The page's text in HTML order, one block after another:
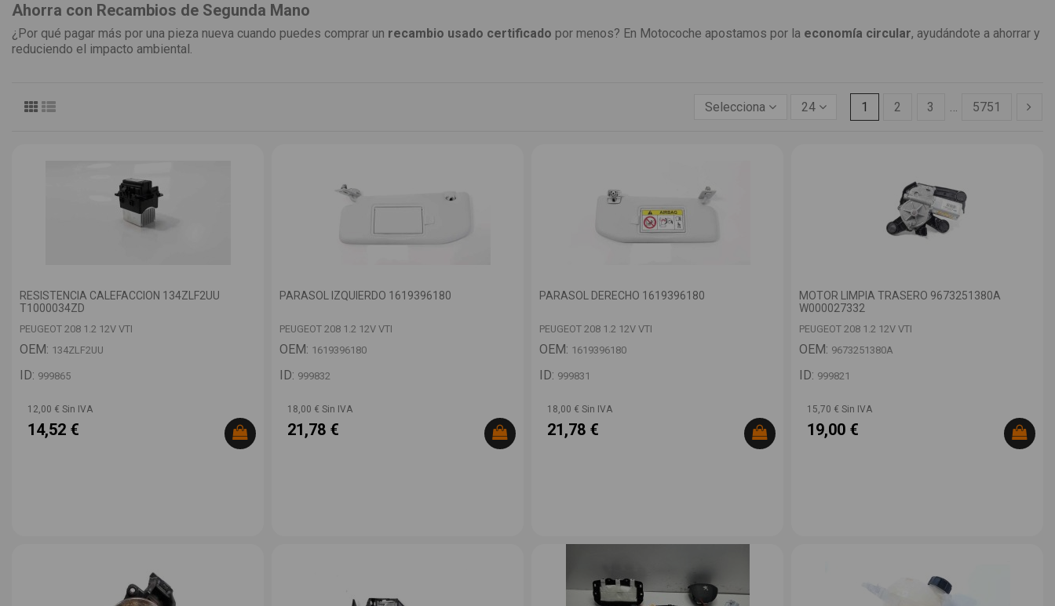
Ahorra con Recambios de Segunda Mano
¿Por qué pagar más por una pieza nueva cuando puedes comprar un recambio usado certificado por menos? En Motocoche apostamos por la economía circular, ayudándote a ahorrar y
reduciendo el impacto ambiental.
Selecciona 24 1 2 3 5751
RESISTENCIA CALEFACCION 134ZLF2UU
T1000034ZD
PEUGEOT 208 1.2 12V VTI
OEM: 134ZLF2UU
ID: 999865
12,00 € Sin IVA
14,52 €
PARASOL IZQUIERDO 1619396180
PEUGEOT 208 1.2 12V VTI
OEM: 1619396180
ID: 999832
18,00 € Sin IVA
21,78 €
PARASOL DERECHO 1619396180
PEUGEOT 208 1.2 12V VTI
OEM: 1619396180
ID: 999831
18,00 € Sin IVA
21,78 €
MOTOR LIMPIA TRASERO 9673251380A
W000027332
PEUGEOT 208 1.2 12V VTI
OEM: 9673251380A
ID: 999821
15,70 € Sin IVA
19,00 €